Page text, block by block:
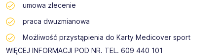
umowa zlecenie
praca dwuzmianowa
Możliwość przystąpienia do Karty Medicover sport
WIĘCEJ INFORMACJI POD NR. TEL. 609 440 101